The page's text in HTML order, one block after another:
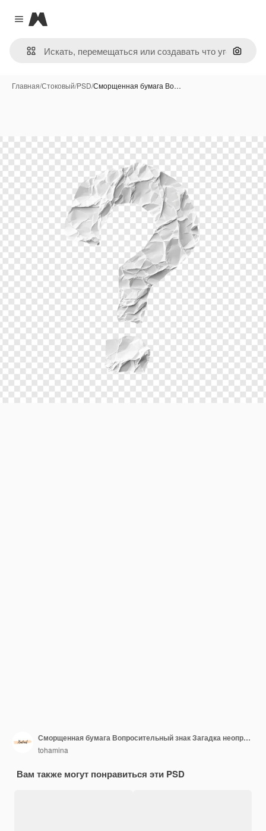
Close menu
Magnific
Поиск
Главная/Стоковый/PSD/Сморщенная бумага Во…
Сморщенная бумага Вопросительный знак Загадка неопределенности
tohamina
Вам также могут понравиться эти PSD